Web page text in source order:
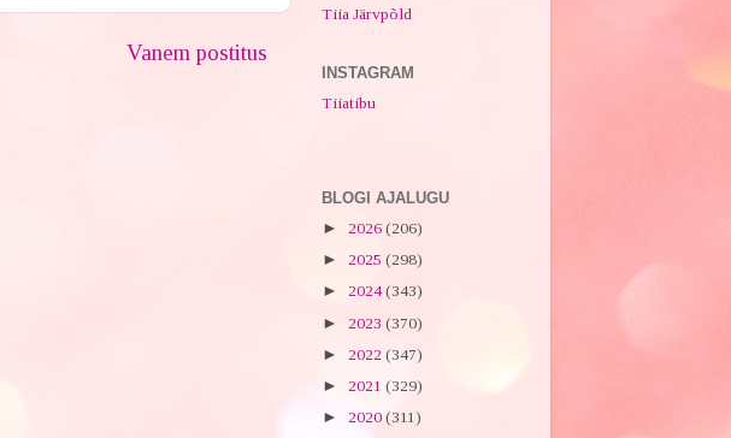
Vanem postitus
Tiia Järvpõld
INSTAGRAM
Tiiatibu
BLOGI AJALUGU
► 2026 (206)
► 2025 (298)
► 2024(343)
► 2023 (370)
► 2022 (347)
► 2021 (329)
► 2020 (311)